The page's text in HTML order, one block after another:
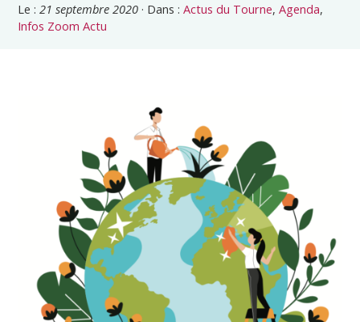
Le :21 septembre 2020 · Dans :Actus du Tourne,Agenda,
Infos Zoom Actu